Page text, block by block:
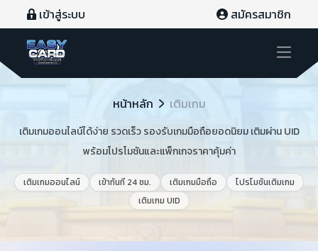
เข้าสู่ระบบ สมัครสมาชิก
เข้าสู่ระบบ สมัครสมาชิก
เติมเครดิต
เติมเกม
สินค้า
เติมเกม
หน้าหลัก เติมเกม
เติมเกมออนไลน์ได้ง่าย รวดเร็ว รองรับเกมมือถือยอดนิยม เติมผ่าน UID
พร้อมโปรโมชันและแพ็กเกจราคาคุ้มค่า
เติมเกมออนไลน์ เข้าทันที 24 ชม. เติมเกมมือถือ
โปรโมชันเติมเกม
เติมเกม UID